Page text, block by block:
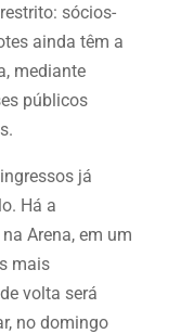
sócios-
ainda têm a
mediante
públicos
já
Há a
Arena, em um
mais
volta será
no domingo